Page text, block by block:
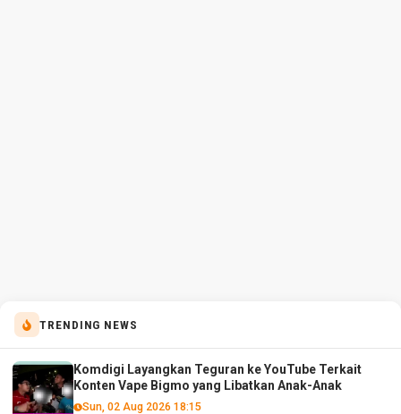
TRENDING NEWS
Komdigi Layangkan Teguran ke YouTube Terkait
Konten Vape Bigmo yang Libatkan Anak-Anak
Sun, 02 Aug 2026 18:15